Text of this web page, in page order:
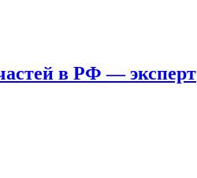
в РФ — эксперт